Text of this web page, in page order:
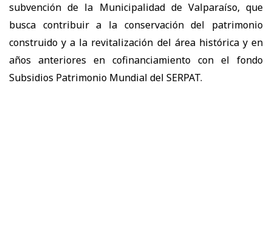
subvención de la Municipalidad de Valparaíso, que
busca contribuir a la conservación del patrimonio
construido y a la revitalización del área histórica y en
años anteriores en cofinanciamiento con el fondo
Subsidios Patrimonio Mundial del SERPAT.